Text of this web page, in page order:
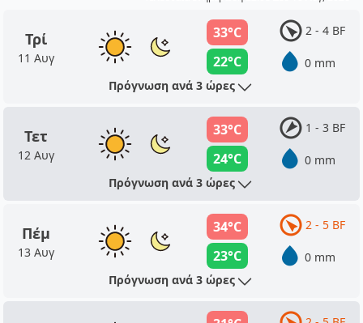
Τρί
11 Αυγ
33°C
22°C
2 - 4 BF
0 mm
Πρόγνωση ανά 3 ώρες
Τετ
12 Αυγ
33°C
24°C
1 - 3 BF
0 mm
Πρόγνωση ανά 3 ώρες
Πέμ
13 Αυγ
34°C
23°C
2 - 5 BF
0 mm
Πρόγνωση ανά 3 ώρες